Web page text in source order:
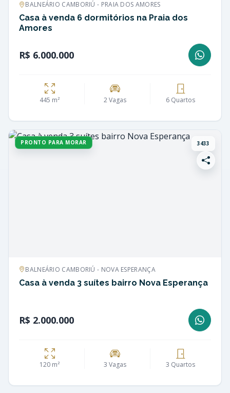
BALNEÁRIO CAMBORIÚ - PRAIA DOS AMORES
Casa à venda 6 dormitórios na Praia dos
Amores
R$ 6.000.000
445 m² 2 Vagas 6 Quartos
PRONTO PARA MORAR 3433
BALNEÁRIO CAMBORIÚ - NOVA ESPERANÇA
Casa à venda 3 suítes bairro Nova Esperança
R$ 2.000.000
120 m² 3 Vagas 3 Quartos